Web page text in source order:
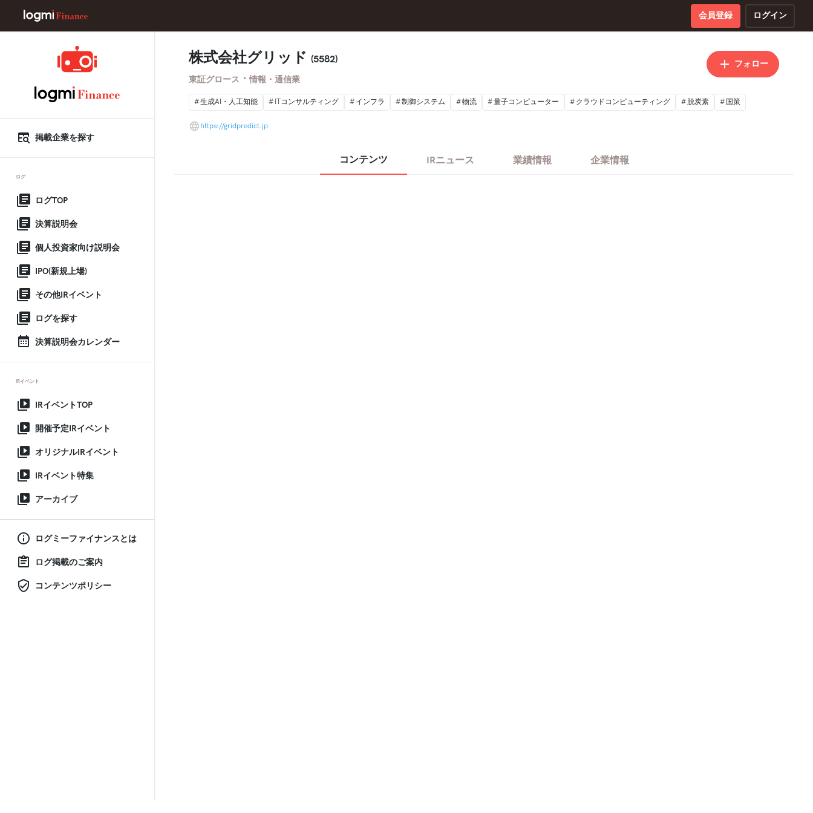
会員登録 ログイン
掲載企業を探す
ログ
ログTOP
決算説明会
個人投資家向け説明会
IPO(新規上場)
その他IRイベント
ログを探す
決算説明会カレンダー
IRイベント
IRイベントTOP
開催予定IRイベント
オリジナルIRイベント
IRイベント特集
アーカイブ
ログミーファイナンスとは
ログ掲載のご案内
コンテンツポリシー
株式会社グリッド (5582)
東証グロース ・ 情報・通信業
フォロー
生成AI・人工知能 ITコンサルティング インフラ 制御システム 物流 量子コンピューター クラウドコンピューティング 脱炭素 国策
https://gridpredict.jp
コンテンツ IRニュース 業績情報 企業情報